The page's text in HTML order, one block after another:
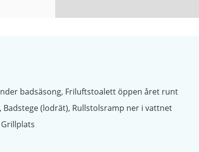
badsäsong Friluftstoalett öppen året runt
Badstege (lodrät) Rullstolsramp ner i vattnet
Grillplats